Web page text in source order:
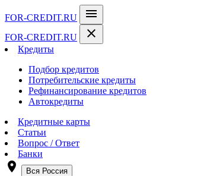
FOR-CREDIT.RU menu
FOR-CREDIT.RU close
Кредиты
Подбор кредитов
Потребительские кредиты
Рефинансирование кредитов
Автокредиты
Кредитные карты
Статьи
Вопрос / Ответ
Банки
room Вся Россия